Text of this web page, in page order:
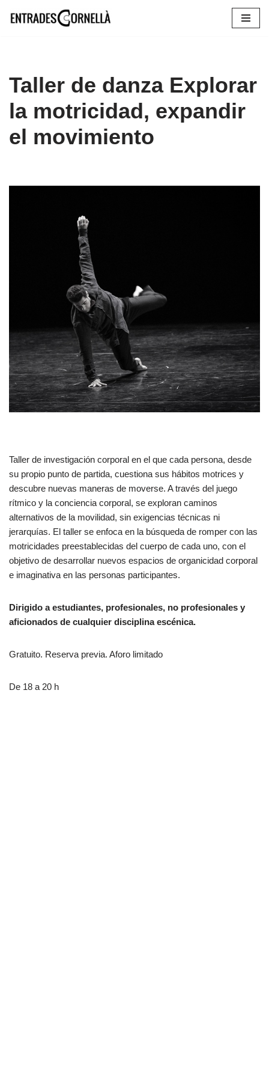
Taller de danza Explorar
la motricidad, expandir
el movimiento
Taller de investigación corporal en el que cada persona, desde
su propio punto de partida, cuestiona sus hábitos motrices y
descubre nuevas maneras de moverse. A través del juego
rítmico y la conciencia corporal, se exploran caminos
alternativos de la movilidad, sin exigencias técnicas ni
jerarquías. El taller se enfoca en la búsqueda de romper con las
motricidades preestablecidas del cuerpo de cada uno, con el
objetivo de desarrollar nuevos espacios de organicidad corporal
e imaginativa en las personas participantes.
Dirigido a estudiantes, profesionales, no profesionales y
aficionados de cualquier disciplina escénica.
Gratuito. Reserva previa. Aforo limitado
De 18 a 20 h